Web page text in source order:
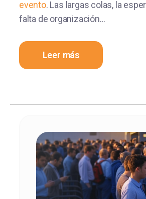
evento. Las largas colas, la
falta de organización...
Leer más